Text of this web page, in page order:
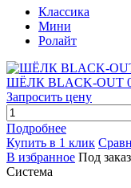
Классика
Мини
Ролайт
ШЁЛК BLACK-OUT
Запросить цену
Подробнее
Купить в 1 клик
В избранное Под заказ
Система